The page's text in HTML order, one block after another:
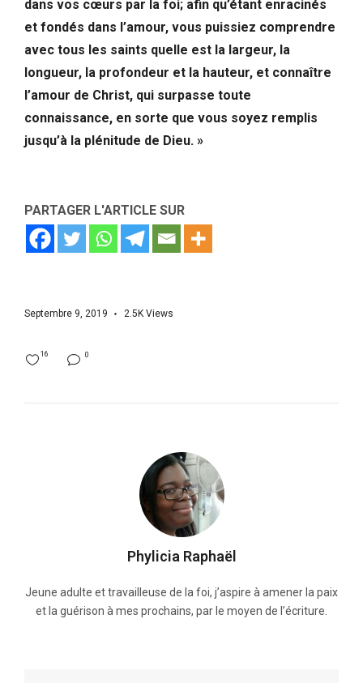
dans vos cœurs par la foi; afin qu’étant enracinés
et fondés dans l’amour, vous puissiez comprendre
avec tous les saints quelle est la largeur, la
longueur, la profondeur et la hauteur, et connaître
l’amour de Christ, qui surpasse toute
connaissance, en sorte que vous soyez remplis
jusqu’à la plénitude de Dieu. »
PARTAGER L'ARTICLE SUR
Septembre 9, 2019 2.5K Views
0
16
Phylicia Raphaël
Jeune adulte et travailleuse de la foi, j’aspire à amener la paix
et la guérison à mes prochains, par le moyen de l’écriture.